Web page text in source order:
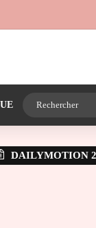
sur WhatsApp
DAILYMOTION